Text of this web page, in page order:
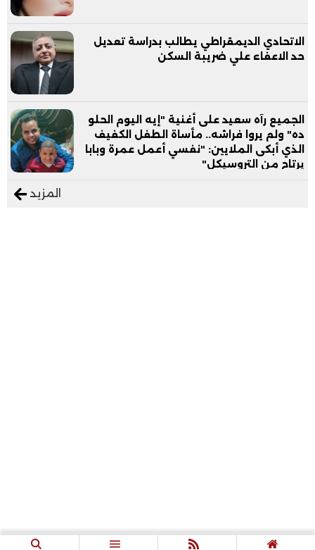
الاتحادي الديمقراطي يطالب بدراسة تعديل
حد الاعفاء علي ضريبة السكن
الجميع رآه سعيد على أغنية "إيه اليوم الحلو
ده" ولم يروا فراشه.. مأساة الطفل الكفيف
الذي أبكى الملايين: "نفسي أعمل عمرة وبابا
يرتاح من التروسيكل"
المزيد